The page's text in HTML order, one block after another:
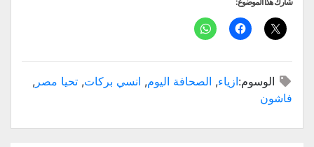
الوسوم:ازياء, الصحافة اليوم, انسي بركات, تحيا مصر ,
فاشون